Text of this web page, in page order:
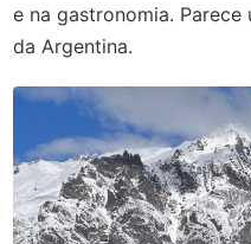
e na gastronomia.
da Argentina.